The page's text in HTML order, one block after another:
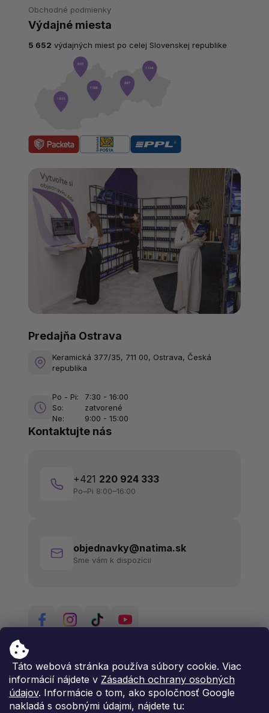
Táto webová stránka používa súbory cookie. Viac
informácií nájdete v Zásadách ochrany osobných
údajov. Informácie o tom, ako spoločnosť Google
nakladá s osobnými údajmi, nájdete tu:
Obchodné podmienky
Kontaktujte nás
+421 220 924 333
Po–Pi 8:00–16:00
objednavky@natima.sk
Sme vám k dispozícii
Predajňa Ostrava
Keramická 377/35, 711 00, Ostrava, Česká
republika
Po - Pi:
7:30 - 16:00
So:
zatvorené
Ne:
9:00 - 15:00
Výdajné miesta
5 652 výdajných miest po celej Slovenskej republike